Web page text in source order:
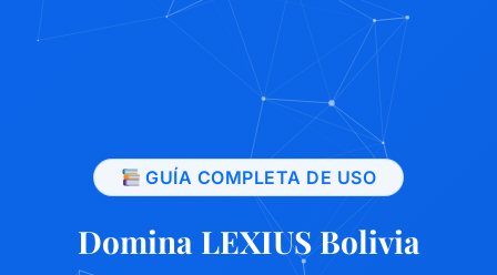
GUÍA COMPLETA DE USO
Domina LEXIUS Bolivia